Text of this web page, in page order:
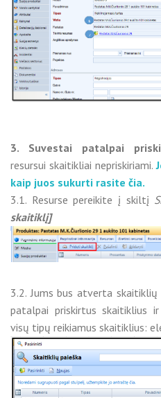
3. Suvestai patalpai
resursui skaitikliai nepriskiriami.
kaip juos sukurti rasite čia.
3.1. Resurse pereikite į skiltį
skaitiklį]
3.2. Jums bus atverta skaitiklių
patalpai priskirtus skaitiklius ir
visų tipų reikiamus skaitiklius: